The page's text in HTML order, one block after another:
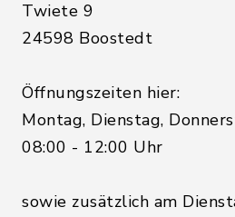
Twiete 9
24598 Boostedt
Öffnungszeiten hier:
Montag, Dienstag,
08:00 - 12:00 Uhr
sowie zusätzlich am